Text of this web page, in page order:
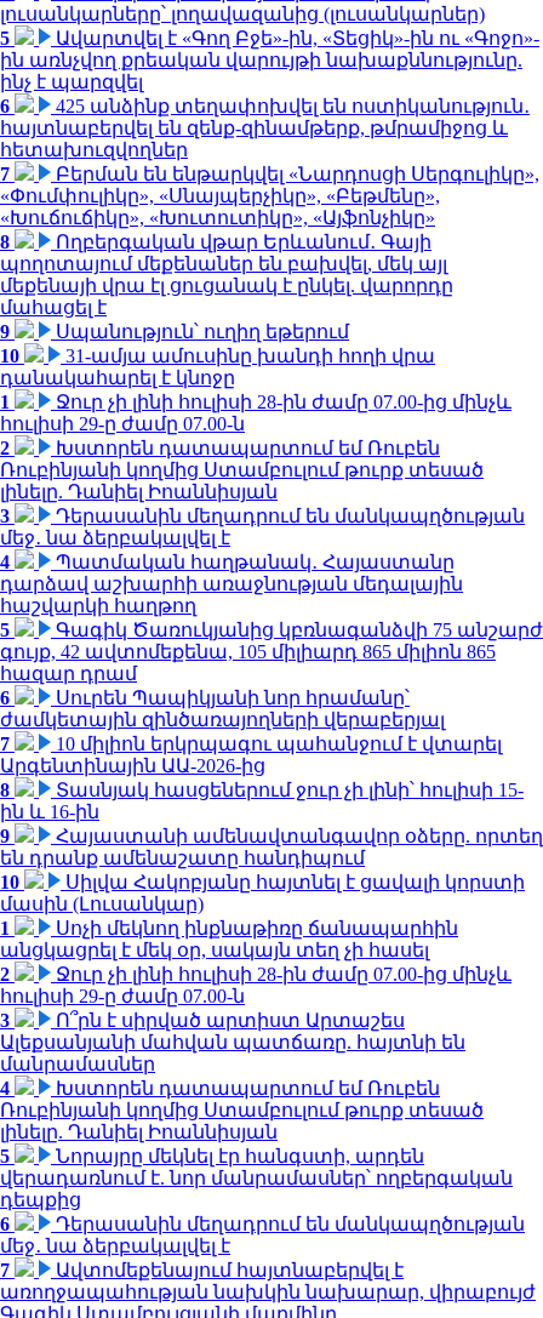
լուսանկարները՝ լողավազանից (լուսանկարներ)
5
Ավարտվել է «Գող Բջե»-ին, «Տեցիկ»-ին ու «Գոջո»-
ին առնչվող քրեական վարույթի նախաքննությունը.
ինչ է պարզվել
6
425 անձինք տեղափոխվել են ոստիկանություն․
հայտնաբերվել են զենք-զինամթերք, թմրամիջոց և
հետախուզվողներ
7
Բերման են ենթարկվել «Նարդոսցի Սերգուլիկը»,
«Փումփուլիկը», «Սնայպերչիկը», «Բեթմենը»,
«Խուճուճիկը», «Խուտուտիկը», «Այֆոնչիկը»
8
Ողբերգական վթար Երևանում․ Գայի
պողոտայում մեքենաներ են բախվել, մեկ այլ
մեքենայի վրա էլ ցուցանակ է ընկել. վարորդը
մահացել է
9
Սպանություն՝ ուղիղ եթերում
10
31-ամյա ամուսինը խանդի հողի վրա
դանակահարել է կնոջը
1
Ջուր չի լինի հուլիսի 28-ին ժամը 07.00-ից մինչև
հուլիսի 29-ը ժամը 07.00-ն
2
Խստորեն դատապարտում եմ Ռուբեն
Ռուբինյանի կողմից Ստամբուլում թուրք տեսած
լինելը. Դանիել Իոաննիսյան
3
Դերասանին մեղադրում են մանկապղծության
մեջ․ նա ձերբակալվել է
4
Պատմական հաղթանակ․ Հայաստանը
դարձավ աշխարհի առաջնության մեդալային
հաշվարկի հաղթող
5
Գագիկ Ծառուկյանից կբռնագանձվի 75 անշարժ
գույք, 42 ավտոմեքենա, 105 միլիարդ 865 միլիոն 865
հազար դրամ
6
Սուրեն Պապիկյանի նոր հրամանը՝
ժամկետային զինծառայողների վերաբերյալ
7
10 միլիոն երկրպագու պահանջում է վտարել
Արգենտինային ԱԱ-2026-ից
8
Տասնյակ հասցեներում ջուր չի լինի՝ հուլիսի 15-
ին և 16-ին
9
Հայաստանի ամենավտանգավոր օձերը. որտեղ
են դրանք ամենաշատը հանդիպում
10
Սիլվա Հակոբյանը հայտնել է ցավալի կորստի
մասին (Լուսանկար)
1
Սոչի մեկնող ինքնաթիռը ճանապարհին
անցկացրել է մեկ օր, սակայն տեղ չի հասել
2
Ջուր չի լինի հուլիսի 28-ին ժամը 07.00-ից մինչև
հուլիսի 29-ը ժամը 07.00-ն
3
Ո՞րն է սիրված արտիստ Արտաշես
Ալեքսանյանի մահվան պատճառը. հայտնի են
մանրամասներ
4
Խստորեն դատապարտում եմ Ռուբեն
Ռուբինյանի կողմից Ստամբուլում թուրք տեսած
լինելը. Դանիել Իոաննիսյան
5
Նորայրը մեկնել էր հանգստի, արդեն
վերադառնում է. նոր մանրամասներ՝ ողբերգական
դեպքից
6
Դերասանին մեղադրում են մանկապղծության
մեջ․ նա ձերբակալվել է
7
Ավտոմեքենայում հայտնաբերվել է
առողջապահության նախկին նախարար, վիրաբույժ
Գագիկ Ստամբուլցյանի մարմինը